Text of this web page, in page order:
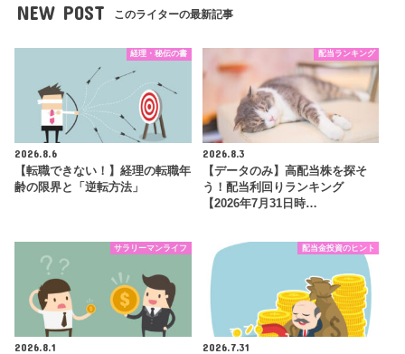
NEW POST このライターの最新記事
経理・秘伝の書
2026.8.6
【転職できない！】経理の転職年
齢の限界と「逆転方法」
配当ランキング
2026.8.3
【データのみ】高配当株を探そ
う！配当利回りランキング
【2026年7月31日時…
サラリーマンライフ
2026.8.1
配当金投資のヒント
2026.7.31